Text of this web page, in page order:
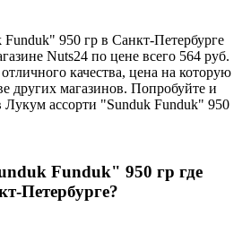
950 гр в Санкт-Петербурге
Nuts24 по цене всего 564 руб.
качества, цена на которую
других магазинов. Попробуйте и
Лукум ассорти "Sunduk Funduk" 950
Funduk" 950 гр где
Петербурге?